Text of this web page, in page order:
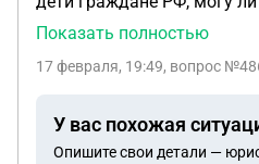
если отец гражданин
начало октября.
Показать полностью
17 февраля, 19:49, вопрос
У вас похожая
Опишите свои детали —